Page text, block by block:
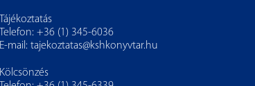
Tájékoztatás
Telefon: +36 (1) 345-6036
E-mail: tajekoztatas@kshkonyvtar.hu
Kölcsönzés